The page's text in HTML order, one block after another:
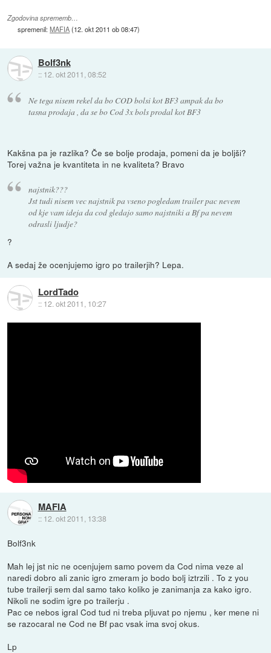
Zgodovina sprememb…
spremenil:MAFIA(12. okt 2011 ob 08:47)
Bolf3nk
:: 12. okt 2011, 08:52
Ne tega nisem rekel da bo COD bolsi kot BF3 ampak da bo
tasna prodaja , da se bo Cod 3x bols prodal kot BF3
Kakšna pa je razlika? Če se bolje prodaja, pomeni da je boljši?
Torej važna je kvantiteta in ne kvaliteta? Bravo
najstnik???
Jst tudi nisem vec najstnik pa vseno pogledam trailer pac nevem
od kje vam ideja da cod gledajo samo najstniki a Bf pa nevem
odrasli ljudje?
?
A sedaj že ocenjujemo igro po trailerjih? Lepa.
LordTado
:: 12. okt 2011, 10:27
MAFIA
:: 12. okt 2011, 13:38
Bolf3nk
Mah lej jst nic ne ocenjujem samo povem da Cod nima veze al
naredi dobro ali zanic igro zmeram jo bodo bolj iztrzili . To z you
tube trailerji sem dal samo tako koliko je zanimanja za kako igro.
Nikoli ne sodim igre po trailerju .
Pac ce nebos igral Cod tud ni treba pljuvat po njemu , ker mene ni
se razocaral ne Cod ne Bf pac vsak ima svoj okus.
Lp